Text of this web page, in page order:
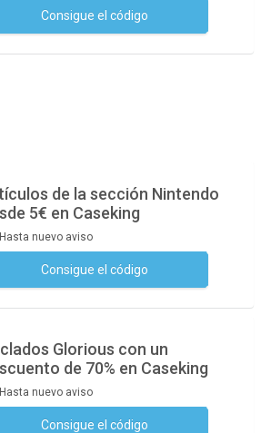
Consigue el código
de la sección Nintendo
5€ en Caseking
Hasta nuevo aviso
Consigue el código
Glorious con un
de 70% en Caseking
Hasta nuevo aviso
Consigue el código